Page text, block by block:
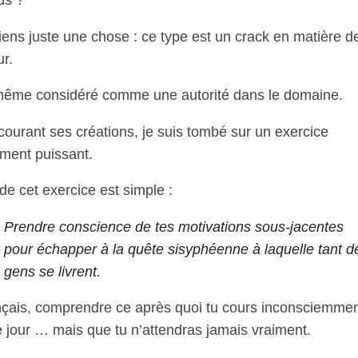
juste une chose : ce type est un crack en matière
considéré comme une autorité dans le domaine.
ses créations, je suis tombé sur un exercice
puissant.
cet exercice est simple :
Prendre conscience de tes motivations sous-jacentes
pour échapper à la quête sisyphéenne à laquelle tant
gens se livrent.
comprendre ce après quoi tu cours
jour … mais que tu n’attendras jamais vraiment.